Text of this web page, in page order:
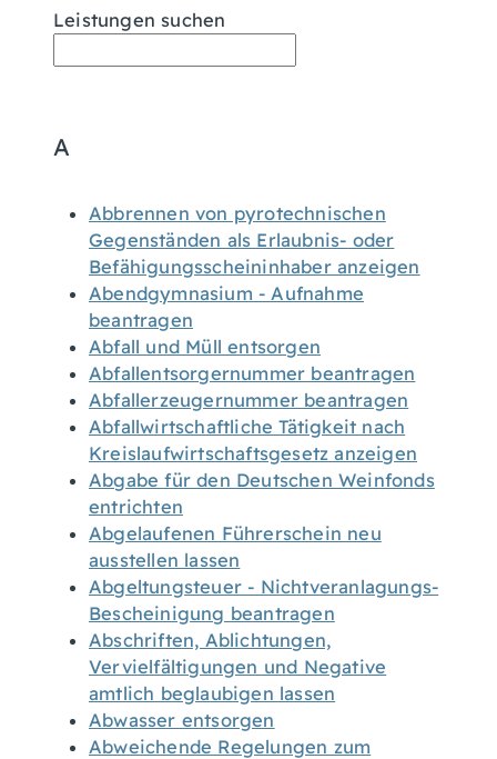
Leistungen suchen
A
Abbrennen von pyrotechnischen
Gegenständen als Erlaubnis- oder
Befähigungsscheininhaber anzeigen
Abendgymnasium - Aufnahme
beantragen
Abfall und Müll entsorgen
Abfallentsorgernummer beantragen
Abfallerzeugernummer beantragen
Abfallwirtschaftliche Tätigkeit nach
Kreislaufwirtschaftsgesetz anzeigen
Abgabe für den Deutschen Weinfonds
entrichten
Abgelaufenen Führerschein neu
ausstellen lassen
Abgeltungsteuer - Nichtveranlagungs-
Bescheinigung beantragen
Abschriften, Ablichtungen,
Vervielfältigungen und Negative
amtlich beglaubigen lassen
Abwasser entsorgen
Abweichende Regelungen zum